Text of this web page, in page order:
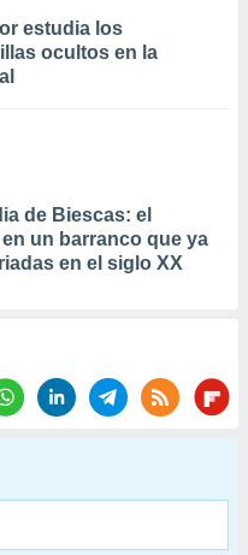
estudia los
ocultos en la
de Biescas: el
un barranco que ya
en el siglo XX